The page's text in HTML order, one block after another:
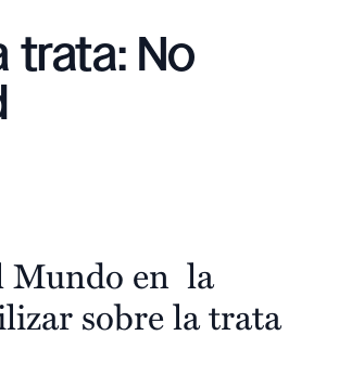
trata: No
Mundo en la
sobre la trata